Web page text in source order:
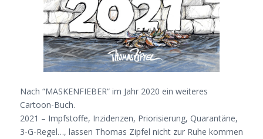
Nach “MASKENFIEBER“ im Jahr 2020 ein weiteres
Cartoon-Buch.
2021 – Impfstoffe, Inzidenzen, Priorisierung, Quarantäne,
3-G-Regel…, lassen Thomas Zipfel nicht zur Ruhe kommen